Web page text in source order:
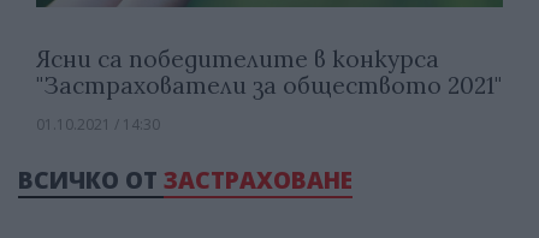
Ясни са победителите в конкурса
"Застрахователи за обществото 2021"
01.10.2021 / 14:30
ВСИЧКО ОТ ЗАСТРАХОВАНЕ